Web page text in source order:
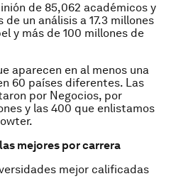
de 85,062 académicos y
de un análisis a 17.3 millones
y más de 100 millones de
aparecen en al menos una
60 países diferentes. Las
por Negocios, por
y las 400 que enlistamos
mejores por carrera
mejor calificadas